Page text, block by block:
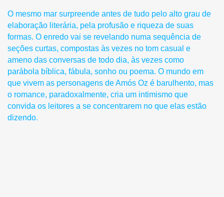
O mesmo mar surpreende antes de tudo pelo alto grau de
elaboração literária, pela profusão e riqueza de suas
formas. O enredo vai se revelando numa sequência de
seções curtas, compostas às vezes no tom casual e
ameno das conversas de todo dia, às vezes como
parábola bíblica, fábula, sonho ou poema. O mundo em
que vivem as personagens de Amós Oz é barulhento, mas
o romance, paradoxalmente, cria um intimismo que
convida os leitores a se concentrarem no que elas estão
dizendo.